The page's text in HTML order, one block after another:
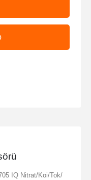
IQ Nitrat/Koi/Tok/